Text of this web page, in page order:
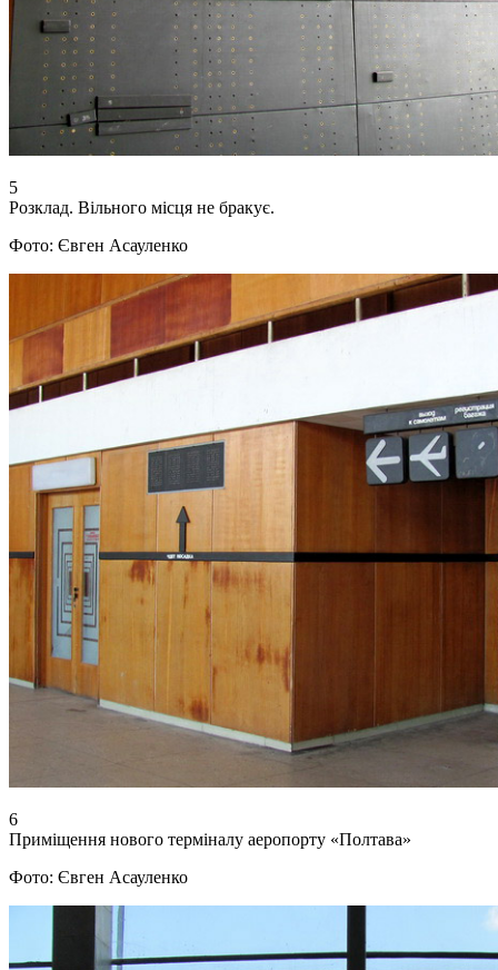
5
Розклад. Вільного місця не бракує.
Фото: Євген Асауленко
6
Приміщення нового терміналу аеропорту «Полтава»
Фото: Євген Асауленко